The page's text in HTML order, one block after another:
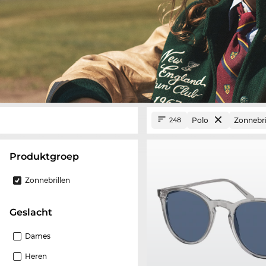
Produktgroep
Zonnebrillen
Geslacht
Dames
Heren
248 Polo